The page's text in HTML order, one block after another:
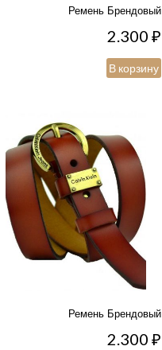
Ремень Брендовый
2.300₽
В корзину
Ремень Брендовый
2.300₽